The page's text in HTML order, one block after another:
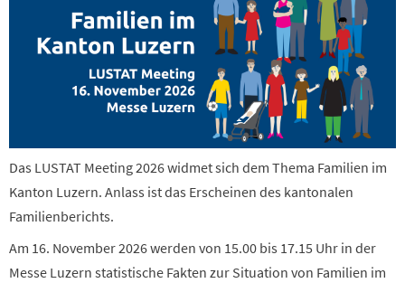
Das LUSTAT Meeting 2026 widmet sich dem Thema Familien im
Kanton Luzern. Anlass ist das Erscheinen des kantonalen
Familienberichts.
Am 16. November 2026 werden von 15.00 bis 17.15 Uhr in der
Messe Luzern statistische Fakten zur Situation von Familien im